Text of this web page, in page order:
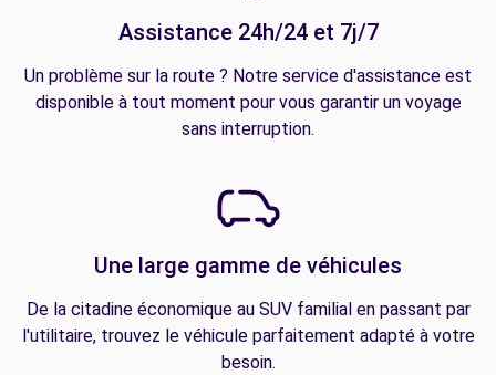
Assistance 24h/24 et 7j/7
Un problème sur la route ? Notre service d'assistance est
disponible à tout moment pour vous garantir un voyage
sans interruption.
Une large gamme de véhicules
De la citadine économique au SUV familial en passant par
l'utilitaire, trouvez le véhicule parfaitement adapté à votre
besoin.